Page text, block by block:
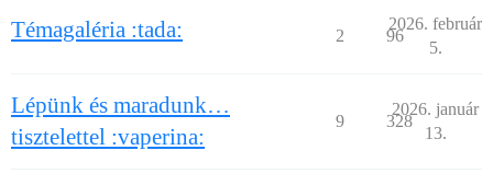
Témagaléria :tada: 2 96
2026. február
5.
Lépünk és maradunk…
tisztelettel :vaperina:
9 328
2026. január
13.